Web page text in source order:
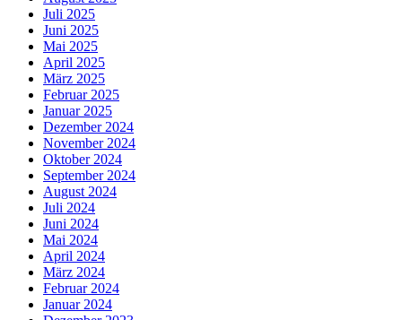
Juli 2025
Juni 2025
Mai 2025
April 2025
März 2025
Februar 2025
Januar 2025
Dezember 2024
November 2024
Oktober 2024
September 2024
August 2024
Juli 2024
Juni 2024
Mai 2024
April 2024
März 2024
Februar 2024
Januar 2024